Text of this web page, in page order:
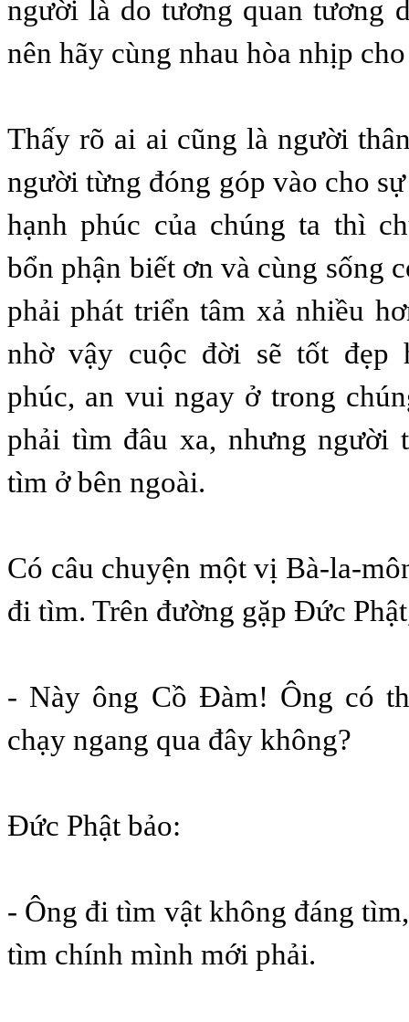
người là do tương quan tương
nên hãy cùng nhau hòa nhịp
Thấy rõ ai ai cũng là người
người từng đóng góp vào cho
hạnh phúc của chúng ta thì
bổn phận biết ơn và cùng sống
phải phát triển tâm xả nhiều
nhờ vậy cuộc đời sẽ tốt đẹp
phúc, an vui ngay ở trong
phải tìm đâu xa, nhưng người
tìm ở bên ngoài.
Có câu chuyện một vị Bà-la-
đi tìm. Trên đường gặp Đức
- Này ông Cồ Đàm! Ông có
chạy ngang qua đây không?
Đức Phật bảo:
- Ông đi tìm vật không đáng
tìm chính mình mới phải.